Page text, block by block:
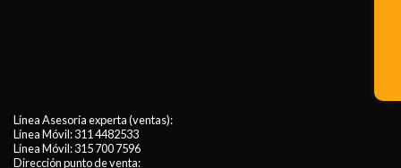
Línea Asesoría experta (ventas):
Línea Móvil:311 4482533
Línea Móvil:315 700 7596
Dirección punto de venta: